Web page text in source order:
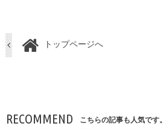
トップページへ
RECOMMEND こちらの記事も人気です。